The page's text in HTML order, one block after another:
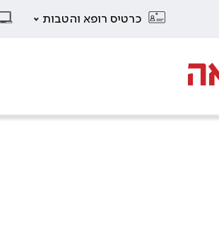
כרטיס רופא והטבות